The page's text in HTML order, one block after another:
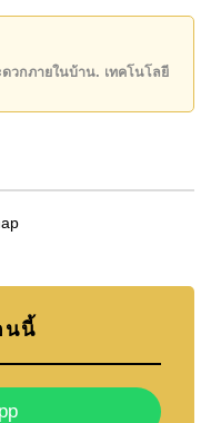
Real Estate
ปี และต้องวางเงิน
นี้เป็นบ้านในฝันของ
วกภายในบ้าน. เทคโนโลยี
นนี้